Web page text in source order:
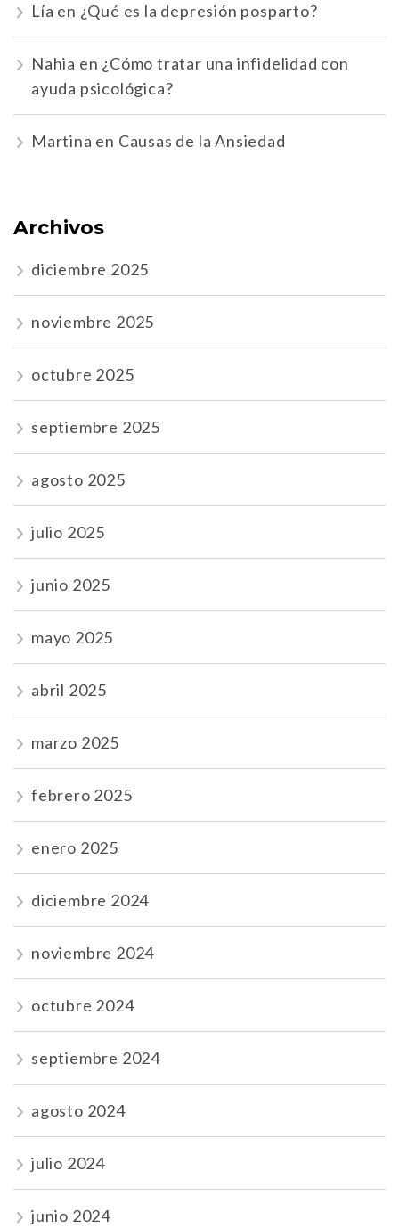
Lía en ¿Qué es la depresión posparto?
Nahia en ¿Cómo tratar una infidelidad con
ayuda psicológica?
Martina en Causas de la Ansiedad
Archivos
diciembre 2025
noviembre 2025
octubre 2025
septiembre 2025
agosto 2025
julio 2025
junio 2025
mayo 2025
abril 2025
marzo 2025
febrero 2025
enero 2025
diciembre 2024
noviembre 2024
octubre 2024
septiembre 2024
agosto 2024
julio 2024
junio 2024